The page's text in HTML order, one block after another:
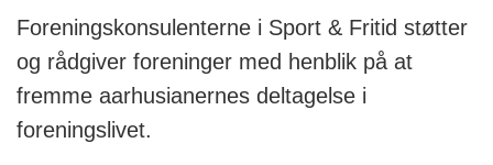
Foreningskonsulenterne i Sport & Fritid støtter
og rådgiver foreninger med henblik på at
fremme aarhusianernes deltagelse i
foreningslivet.